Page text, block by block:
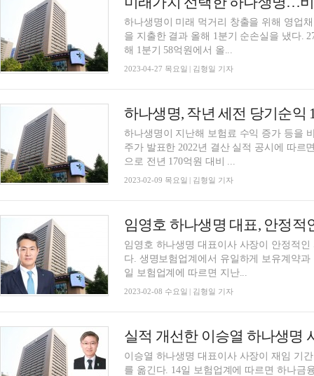
하나생명이 미래 먹거리 창출을 위해 영업
을 지출한 결과 올해 1분기 순손실을 냈다. 27일 보험업계에 따르면 하나생명의 순손익은 지난
해 1분기 58억원에서 올...
2023-04-27 목요일 | 김형일 기자
하나생명이 지난해 보험료 수익 증가 등을 바탕으로
주가 발표한 2022년 결산 실적 공시에 따르
으로 전년 170억원 대비 ...
2023-02-09 목요일 | 김형일 기자
임영호 하나생명 대표, 안정
임영호 하나생명 대표이사 사장이 안정적
다. 생명보험업계에서 유일하게 보유계약
일 보험업계에 따르면 지난...
2023-02-08 수요일 | 김형일 기자
실적 개선한 이승열 하나생명
이승열 하나생명 대표이사 사장이 재임 기
를 옮긴다. 14일 보험업계에 따르면 하나금융그룹은 13일 임원후보추천위원회를 개최하고 이